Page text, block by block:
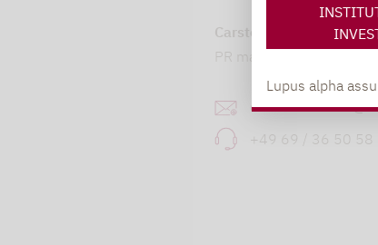
Lupus alpha
Carsten Michael
PR manager,
+49 69 / 36 50 58